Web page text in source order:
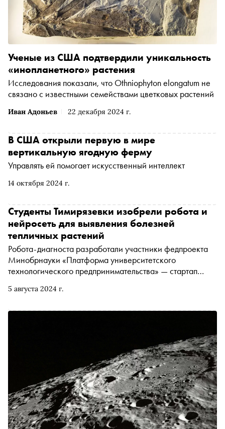
Иван Адоньев 22 декабря 2024 г.
Ученые из США подтвердили уникальность
«инопланетного» растения
Исследования показали, что Othniophyton elongatum не
связано с известными семействами цветковых растений
14 октября 2024 г.
В США открыли первую в мире
вертикальную ягодную ферму
Управлять ей помогает искусственный интеллект
5 августа 2024 г.
Студенты Тимирязевки изобрели робота и
нейросеть для выявления болезней
тепличных растений
Робота-диагноста разработали участники федпроекта
Минобрнауки «Платформа университетского
технологического предпринимательства» — стартап
проводить мониторинг состояния плодовых культур и в
точностью более 90%. Это повысит эффективность